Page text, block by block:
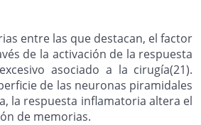
entre las que destacan, el factor
de la activación de la respuesta
asociado a la cirugía(21).
de las neuronas piramidales
la respuesta inflamatoria altera el
de memorias.